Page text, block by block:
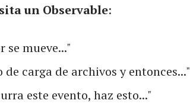
un Observable:
se mueve..."
de carga de archivos y entonces..."
este evento, haz esto..."